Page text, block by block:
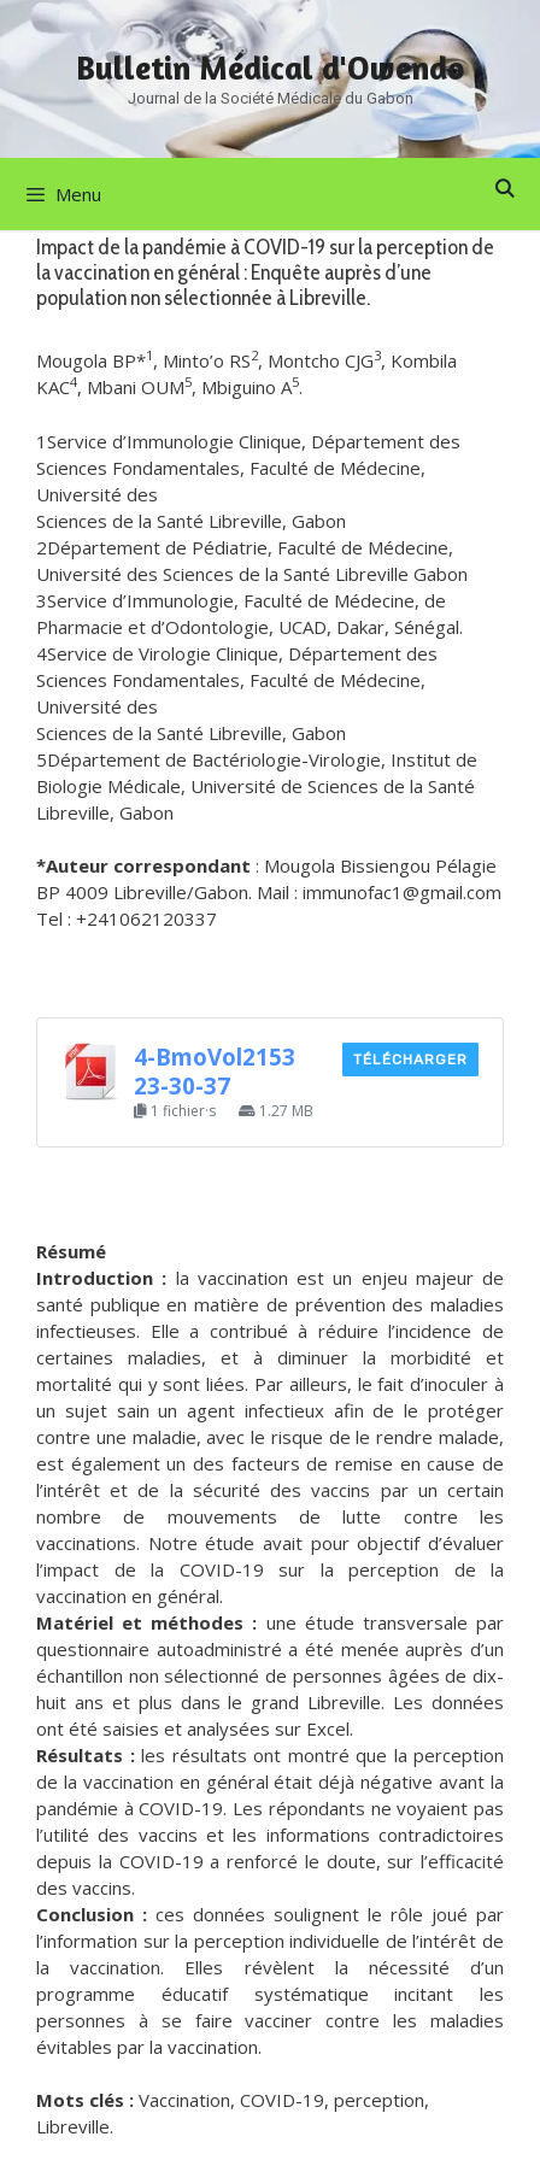
Aller
au
contenu
Bulletin Médical d'Owendo
Journal de la Société Médicale du Gabon
Menu
Impact de la pandémie à COVID-19 sur la perception de
la vaccination en général : Enquête auprès d’une
population non sélectionnée à Libreville.
Mougola BP*1 , Minto’o RS2, Montcho CJG3, Kombila
KAC4, Mbani OUM5, Mbiguino A5.
1Service d’Immunologie Clinique, Département des
Sciences Fondamentales, Faculté de Médecine,
Université des
Sciences de la Santé Libreville, Gabon
2Département de Pédiatrie, Faculté de Médecine,
Université des Sciences de la Santé Libreville Gabon
3Service d’Immunologie, Faculté de Médecine, de
Pharmacie et d’Odontologie, UCAD, Dakar, Sénégal.
4Service de Virologie Clinique, Département des
Sciences Fondamentales, Faculté de Médecine,
Université des
Sciences de la Santé Libreville, Gabon
5Département de Bactériologie-Virologie, Institut de
Biologie Médicale, Université de Sciences de la Santé
Libreville, Gabon
*Auteur correspondant : Mougola Bissiengou Pélagie
BP 4009 Libreville/Gabon. Mail : immunofac1@gmail.com
Tel : +241062120337
4-BmoVol2153
23-30-37
1 fichier·s 1.27 MB
TÉLÉCHARGER
Résumé
Introduction : la vaccination est un enjeu majeur de
santé publique en matière de prévention des maladies
infectieuses. Elle a contribué à réduire l’incidence de
certaines maladies, et à diminuer la morbidité et
mortalité qui y sont liées. Par ailleurs, le fait d’inoculer à
un sujet sain un agent infectieux afin de le protéger
contre une maladie, avec le risque de le rendre malade,
est également un des facteurs de remise en cause de
l’intérêt et de la sécurité des vaccins par un certain
nombre de mouvements de lutte contre les
vaccinations. Notre étude avait pour objectif d’évaluer
l’impact de la COVID-19 sur la perception de la
vaccination en général.
Matériel et méthodes : une étude transversale par
questionnaire autoadministré a été menée auprès d’un
échantillon non sélectionné de personnes âgées de dix-
huit ans et plus dans le grand Libreville. Les données
ont été saisies et analysées sur Excel.
Résultats :les résultats ont montré que la perception
de la vaccination en général était déjà négative avant la
pandémie à COVID-19. Les répondants ne voyaient pas
l’utilité des vaccins et les informations contradictoires
depuis la COVID-19 a renforcé le doute, sur l’efficacité
des vaccins.
Conclusion : ces données soulignent le rôle joué par
l’information sur la perception individuelle de l’intérêt de
la vaccination. Elles révèlent la nécessité d’un
programme éducatif systématique incitant les
personnes à se faire vacciner contre les maladies
évitables par la vaccination.
Mots clés : Vaccination, COVID-19, perception,
Libreville.